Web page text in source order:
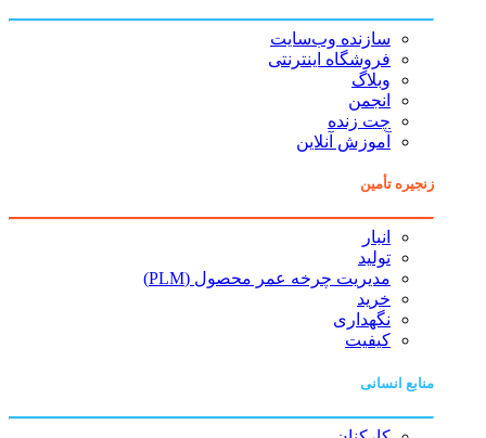
سازنده وب‌سایت
فروشگاه اینترنتی
وبلاگ
انجمن
چت زنده
آموزش آنلاین
زنجیره تأمین
انبار
تولید
مدیریت چرخه عمر محصول (PLM)
خرید
نگهداری
کیفیت
منابع انسانی